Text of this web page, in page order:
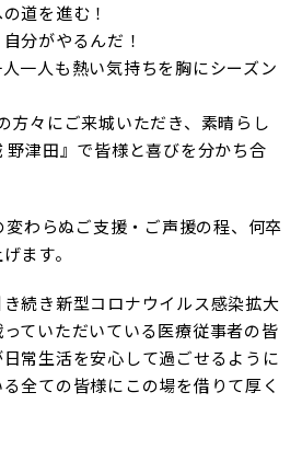
道を進む！
分がやるんだ！
一人も熱い気持ちを胸にシーズン
方々にご来城いただき、素晴らし
野津田』で皆様と喜びを分かち合
わらぬご支援・ご声援の程、何卒
ます。
続き新型コロナウイルス感染拡大
ていただいている医療従事者の皆
常生活を安心して過ごせるように
全ての皆様にこの場を借りて厚く